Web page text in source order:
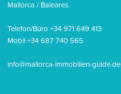
Mallorca / Baleares
Telefon/Büro +34 971 649 413
Mobil +34 687 740 565
info@mallorca-immobilien-guide.de